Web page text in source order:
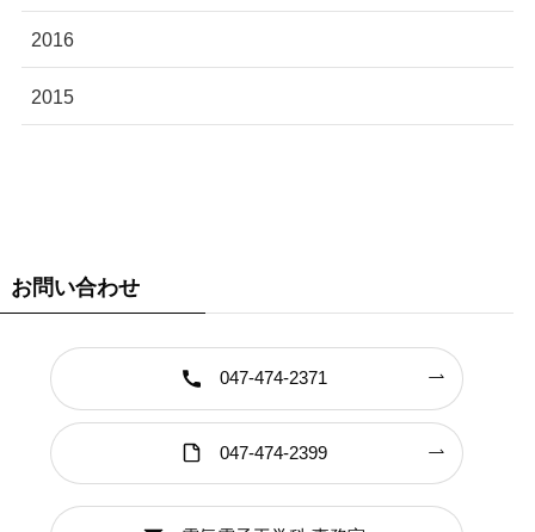
2016
2015
お問い合わせ
047-474-2371
047-474-2399